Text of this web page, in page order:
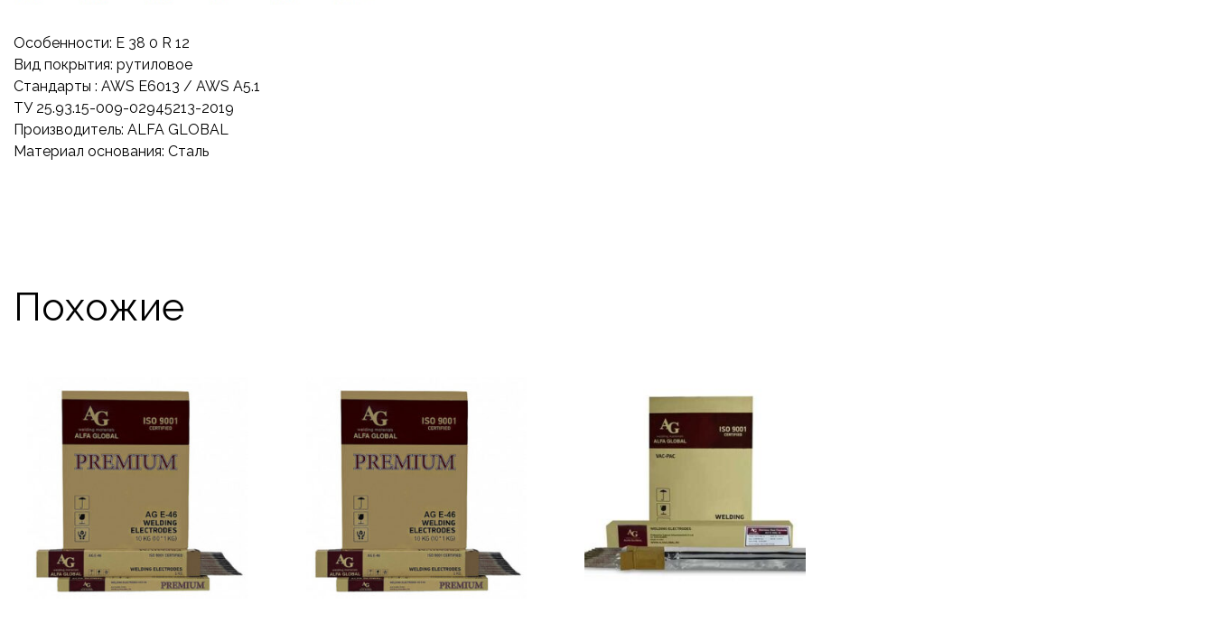
Особенности: E 38 0 R 12
Вид покрытия: рутиловое
Стандарты : AWS E6013 / AWS A5.1
ТУ 25.93.15-009-02945213-2019
Производитель: ALFA GLOBAL
Материал основания: Сталь
Похожие